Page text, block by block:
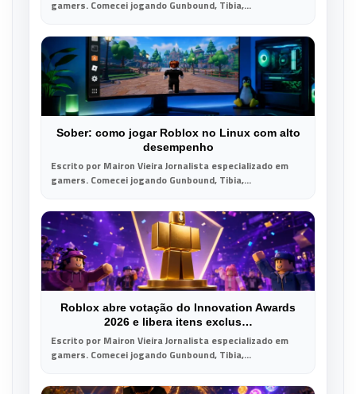
gamers. Comecei jogando Gunbound, Tibia,...
Sober: como jogar Roblox no Linux com alto
desempenho
Escrito por Mairon Vieira Jornalista especializado em
gamers. Comecei jogando Gunbound, Tibia,...
Roblox abre votação do Innovation Awards
2026 e libera itens exclus…
Escrito por Mairon Vieira Jornalista especializado em
gamers. Comecei jogando Gunbound, Tibia,...